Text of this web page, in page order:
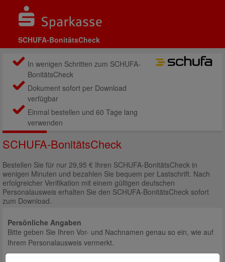
SCHUFA-BonitätsCheck
In wenigen Schritten zum SCHUFA-
BonitätsCheck
Dokument sofort per Download
verfügbar
Einmal bestellen und 60 Tage lang
verwenden
SCHUFA-BonitätsCheck
Bestellen Sie für nur 29,95 € Ihren SCHUFA-BonitätsCheck in
wenigen Minuten und bezahlen Sie bequem per Lastschrift. Nach
erfolgreicher Verifikation mit einem gültigen deutschen
Personalausweis erhalten Sie den SCHUFA-BonitätsCheck sofort
zum Download.
Persönliche Angaben
Bitte geben Sie Ihren Vor- und Nachnamen genau so ein, wie auf
Ihrem Personalausweis vermerkt.